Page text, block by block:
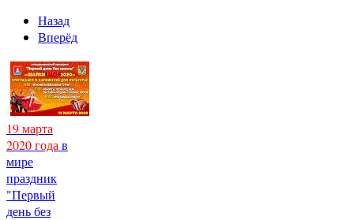
Назад
Вперёд
19 марта
2020 года в
мире
праздник
"Первый
день без